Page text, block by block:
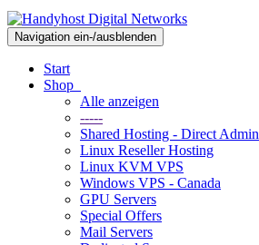
Navigation ein-/ausblenden
Start
Shop
Alle anzeigen
-----
Shared Hosting - Direct Admin
Linux Reseller Hosting
Linux KVM VPS
Windows VPS - Canada
GPU Servers
Special Offers
Mail Servers